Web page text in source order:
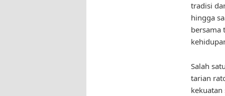
tradisi
hingga
bersama
Salah
tarian